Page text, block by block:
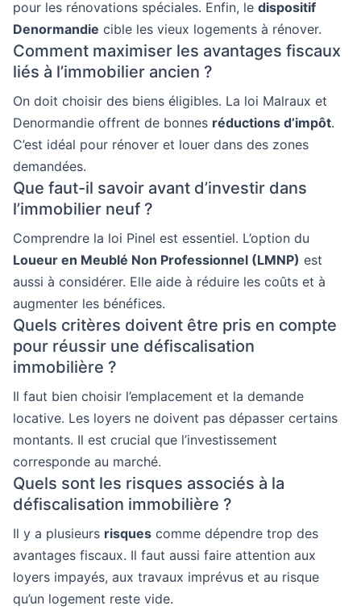
pour les rénovations spéciales. Enfin, le dispositif
Denormandie cible les vieux logements à rénover.
Comment maximiser les avantages fiscaux
liés à l’immobilier ancien ?
On doit choisir des biens éligibles. La loi Malraux et
Denormandie offrent de bonnes réductions d’impôt.
C’est idéal pour rénover et louer dans des zones
demandées.
Que faut-il savoir avant d’investir dans
l’immobilier neuf ?
Comprendre la loi Pinel est essentiel. L’option du
Loueur en Meublé Non Professionnel (LMNP) est
aussi à considérer. Elle aide à réduire les coûts et à
augmenter les bénéfices.
Quels critères doivent être pris en compte
pour réussir une défiscalisation
immobilière ?
Il faut bien choisir l’emplacement et la demande
locative. Les loyers ne doivent pas dépasser certains
montants. Il est crucial que l’investissement
corresponde au marché.
Quels sont les risques associés à la
défiscalisation immobilière ?
Il y a plusieurs risques comme dépendre trop des
avantages fiscaux. Il faut aussi faire attention aux
loyers impayés, aux travaux imprévus et au risque
qu’un logement reste vide.